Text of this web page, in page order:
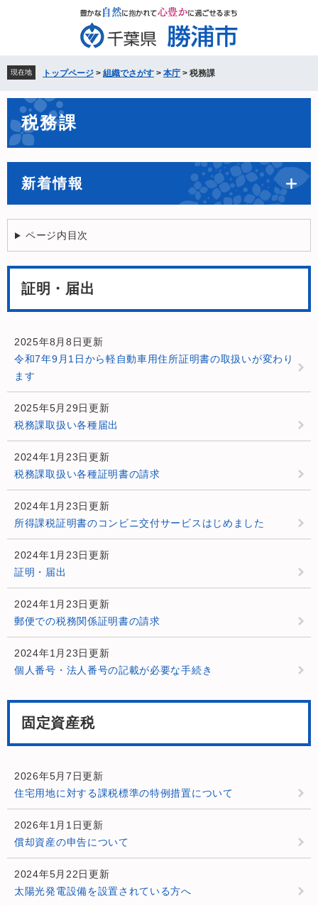
先
頭
で
を
飛
ば
本
現在地 トップページ > 組織でさがす > 本庁 > 税務課
文 税務課
新着情報
ページ内目次
証明・届出
2025年8月8日更新
令和7年9月1日から軽自動車用住所証明書の取扱いが変わり
ます
2025年5月29日更新
税務課取扱い各種届出
2024年1月23日更新
税務課取扱い各種証明書の請求
2024年1月23日更新
所得課税証明書のコンビニ交付サービスはじめました
2024年1月23日更新
証明・届出
2024年1月23日更新
郵便での税務関係証明書の請求
2024年1月23日更新
個人番号・法人番号の記載が必要な手続き
固定資産税
2026年5月7日更新
住宅用地に対する課税標準の特例措置について
2026年1月1日更新
償却資産の申告について
2024年5月22日更新
太陽光発電設備を設置されている方へ